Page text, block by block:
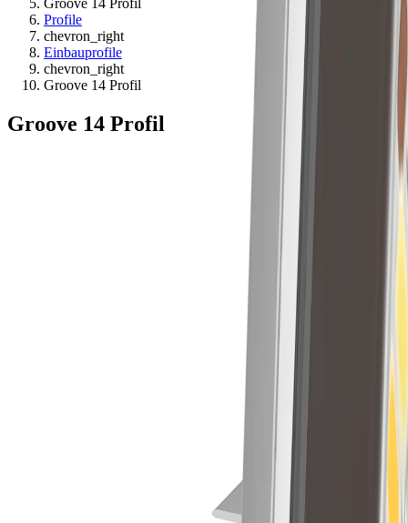
Profile
chevron_right
Einbauprofile
chevron_right
Groove 14 Profil
Groove 14 Profil